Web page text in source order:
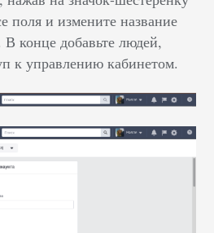
поля и измените название
В конце добавьте людей,
к управлению кабинетом.